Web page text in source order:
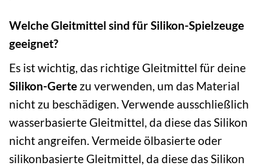
Welche Gleitmittel sind für Silikon-Spielzeuge
geeignet?
Es ist wichtig, das richtige Gleitmittel für deine
Silikon-Gerte zu verwenden, um das Material
nicht zu beschädigen. Verwende ausschließlich
wasserbasierte Gleitmittel, da diese das Silikon
nicht angreifen. Vermeide ölbasierte oder
silikonbasierte Gleitmittel, da diese das Silikon